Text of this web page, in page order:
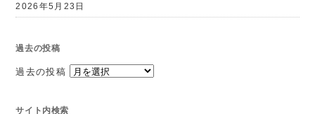
2026年5月23日
過去の投稿
過去の投稿
サイト内検索